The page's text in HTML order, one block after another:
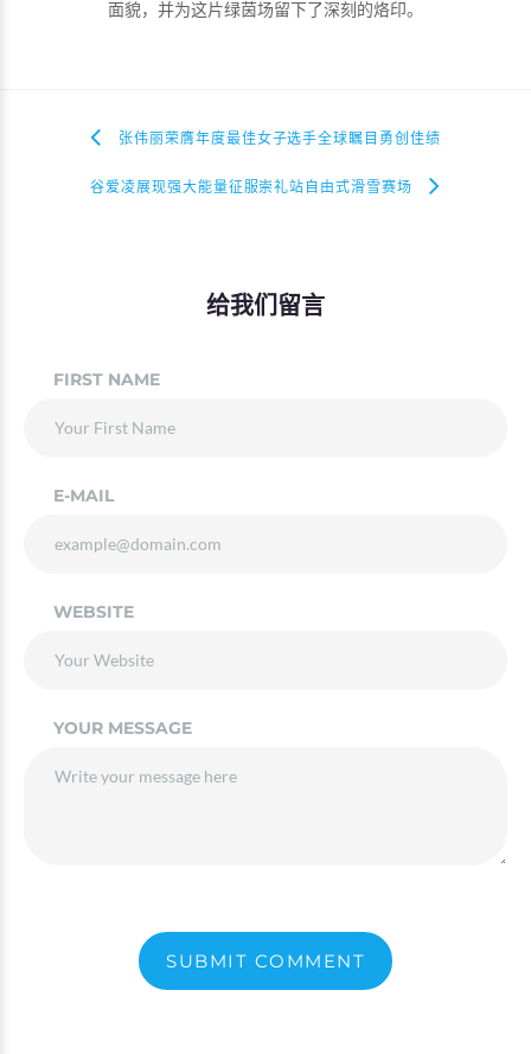
面貌，并为这片绿茵场留下了深刻的烙印。
张伟丽荣膺年度最佳女子选手全球瞩目勇创佳绩
谷爱凌展现强大能量征服崇礼站自由式滑雪赛场
给我们留言
FIRST NAME
E-MAIL
WEBSITE
YOUR MESSAGE
SUBMIT COMMENT